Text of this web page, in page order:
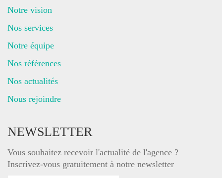
Notre vision
Nos services
Notre équipe
Nos références
Nos actualités
Nous rejoindre
NEWSLETTER
Vous souhaitez recevoir l'actualité de l'agence ?
Inscrivez-vous gratuitement à notre newsletter